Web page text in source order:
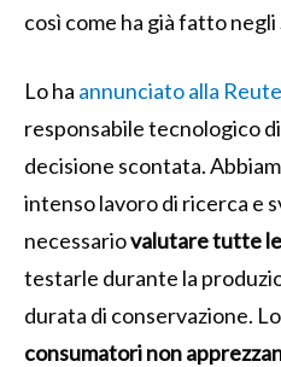
così come ha già fatto
Lo ha annunciato alla
responsabile tecnologico
decisione scontata.
intenso lavoro di ricerca e
necessariovalutare tutte
testarle durante la
durata di conservazione.
consumatori non